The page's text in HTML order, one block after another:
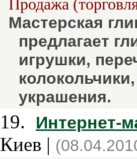
Продажа
Мастерская
предлагает
игрушки,
украшения.
19. Интернет-
Киев |